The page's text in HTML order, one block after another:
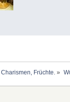
Früchte. »